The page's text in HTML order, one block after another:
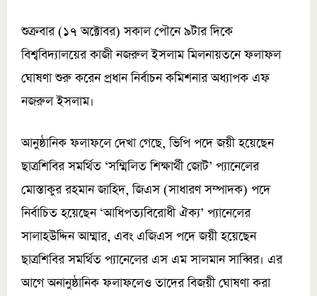
শুক্রবার (১৭ অক্টোবর) সকাল পৌনে ৯টার দিকে
বিশ্ববিদ্যালয়ের কাজী নজরুল ইসলাম মিলনায়তনে ফলাফল
ঘোষণা শুরু করেন প্রধান নির্বাচন কমিশনার অধ্যাপক এফ
নজরুল ইসলাম।
আনুষ্ঠানিক ফলাফলে দেখা গেছে, ভিপি পদে জয়ী হয়েছেন
ছাত্রশিবির সমর্থিত ‘সম্মিলিত শিক্ষার্থী জোট’ প্যানেলের
মোস্তাকুর রহমান জাহিদ, জিএস (সাধারণ সম্পাদক) পদে
নির্বাচিত হয়েছেন ‘আধিপত্যবিরোধী ঐক্য’ প্যানেলের
সালাহউদ্দিন আম্মার, এবং এজিএস পদে জয়ী হয়েছেন
ছাত্রশিবির সমর্থিত প্যানেলের এস এম সালমান সাব্বির। এর
আগে অনানুষ্ঠানিক ফলাফলেও তাদের বিজয়ী ঘোষণা করা